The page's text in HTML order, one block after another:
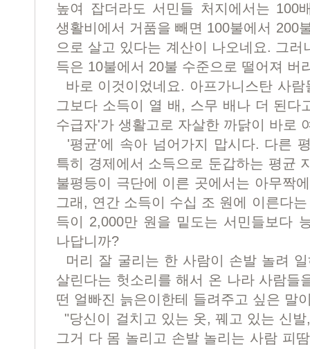
높여 잡더라도 서민들 처지에서는 100
생활비에서 거품을 빼면 100불에서 200
으로 살고 있다는 계산이 나오네요. 그
득은 10불에서 20불 수준으로 떨어져 버
바로 이것이었네요. 아프가니스탄 사
그보다 소득이 열 배, 스무 배나 더 된다
수급자'가 생활고로 자살한 까닭이 바로
'평균'에 속아 넘어가지 맙시다. 다른
특히 경제에서 소득으로 둔갑하는 평균
불평등이 극단에 이른 곳에서는 아무짝
그래, 연간 소득이 수십 조 원에 이른다
득이 2,000만 원을 밑도는 서민들보다
나답니까?
머리 잘 굴리는 한 사람이 손발 놀려
살린다는 헛소리를 해서 온 나라 사람들
떤 얼빠진 늙은이한테 들려주고 싶은 말
"당신이 걸치고 있는 옷, 꿰고 있는 신
그거 다 몸 놀리고 손발 놀리는 사람 피